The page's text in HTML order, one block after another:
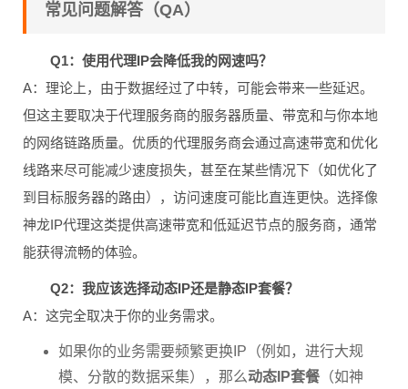
常见问题解答（QA）
Q1：使用代理IP会降低我的网速吗？
A：理论上，由于数据经过了中转，可能会带来一些延迟。
但这主要取决于代理服务商的服务器质量、带宽和与你本地
的网络链路质量。优质的代理服务商会通过高速带宽和优化
线路来尽可能减少速度损失，甚至在某些情况下（如优化了
到目标服务器的路由），访问速度可能比直连更快。选择像
神龙IP代理这类提供高速带宽和低延迟节点的服务商，通常
能获得流畅的体验。
Q2：我应该选择动态IP还是静态IP套餐？
A：这完全取决于你的业务需求。
如果你的业务需要频繁更换IP（例如，进行大规
模、分散的数据采集），那么动态IP套餐 （如神